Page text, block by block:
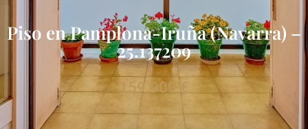
Piso en Pamplona-Iruña (Navarra) –
25.137209
159.900 €